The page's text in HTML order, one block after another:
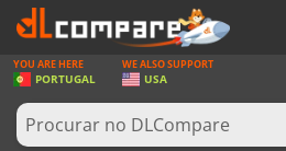
JOGOS
GAME CARDS
YOU ARE HERE
PORTUGAL
WE ALSO SUPPORT
USA